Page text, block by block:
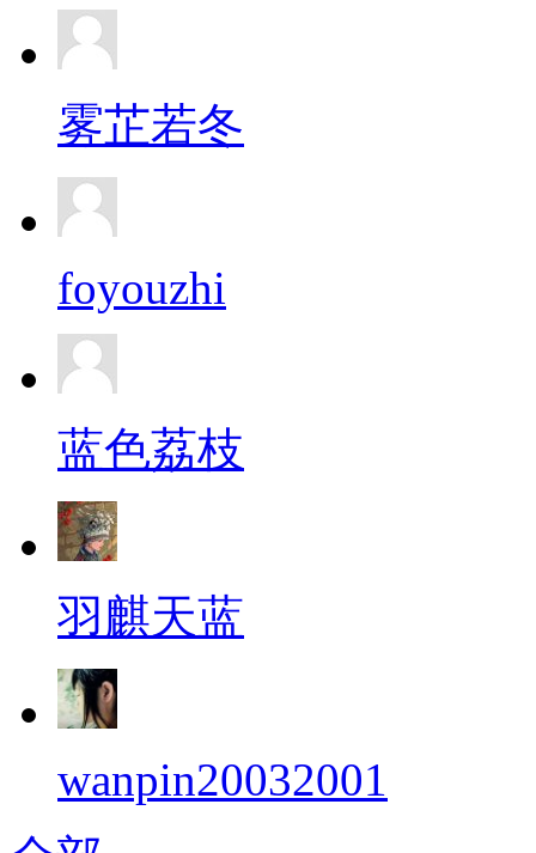
雾芷若冬
foyouzhi
蓝色荔枝
羽麒天蓝
wanpin20032001